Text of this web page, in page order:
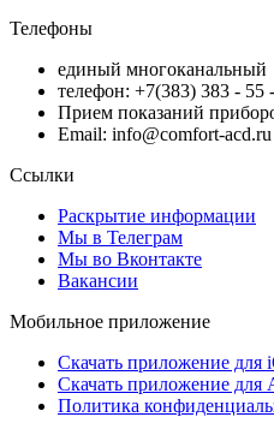
Телефоны
единый многоканальный
телефон: +7(383) 383 - 55
Прием показаний
Email: info@comfort-acd.ru
Ссылки
Раскрытие информации
Мы в Телеграм
Мы во Вконтакте
Вакансии
Мобильное приложение
Скачать приложение для
Скачать приложение для
Политика